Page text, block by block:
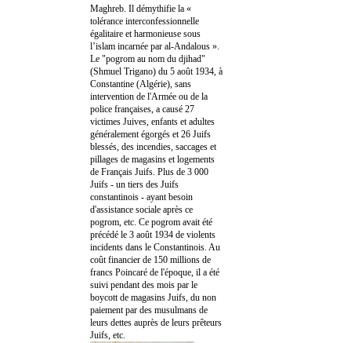
Maghreb. Il démythifie la «
tolérance interconfessionnelle
égalitaire et harmonieuse sous
l’islam incarnée par al-Andalous ».
Le "pogrom au nom du djihad"
(Shmuel Trigano) du 5 août 1934, à
Constantine (Algérie), sans
intervention de l'Armée ou de la
police françaises, a causé 27
victimes Juives, enfants et adultes
généralement égorgés et 26 Juifs
blessés, des incendies, saccages et
pillages de magasins et logements
de Français Juifs. Plus de 3 000
Juifs - un tiers des Juifs
constantinois - ayant besoin
d'assistance sociale après ce
pogrom, etc. Ce pogrom avait été
précédé le 3 août 1934 de violents
incidents dans le Constantinois. Au
coût financier de 150 millions de
francs Poincaré de l'époque, il a été
suivi pendant des mois par le
boycott de magasins Juifs, du non
paiement par des musulmans de
leurs dettes auprès de leurs prêteurs
Juifs, etc.